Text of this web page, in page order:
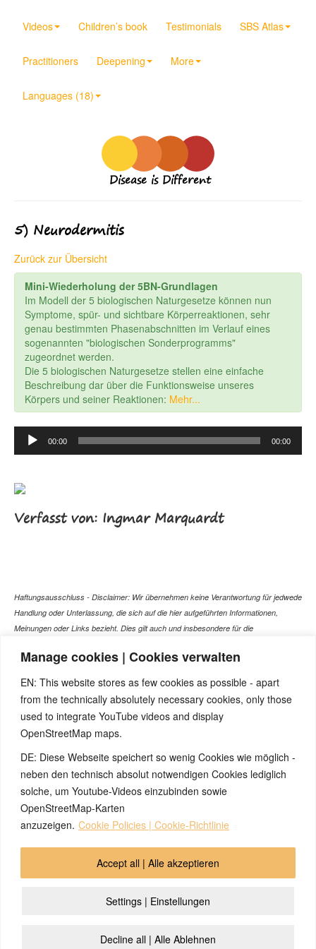
Manage cookies | Cookies verwalten
EN: This website stores as few cookies as possible - apart
from the technically absolutely necessary cookies, only those
used to integrate YouTube videos and display
OpenStreetMap maps.
DE: Diese Webseite speichert so wenig Cookies wie möglich -
neben den technisch absolut notwendigen Cookies lediglich
solche, um Youtube-Videos einzubinden sowie
OpenStreetMap-Karten
anzuzeigen. Cookie Policies | Cookie-Richtlinie
Settings | Einstellungen
Decline all | Alle Ablehnen
Accept all | Alle akzeptieren
Videos Children’s book Testimonials SBS Atlas
Practitioners Deepening More
Languages (18)
Disease is Different
5) Neurodermitis
Zurück zur Übersicht
Mini-Wiederholung der 5BN-Grundlagen
Im Modell der 5 biologischen Naturgesetze können nun
Symptome, spür- und sichtbare Körperreaktionen, sehr
genau bestimmten Phasenabschnitten im Verlauf eines
sogenannten "biologischen Sonderprogramms"
zugeordnet werden.
Die 5 biologischen Naturgesetze stellen eine einfache
Beschreibung dar über die Funktionsweise unseres
Körpers und seiner Reaktionen: Mehr...
Audio
Player
00:00 00:00
Verfasst von: Ingmar Marquardt
Haftungsausschluss - Disclaimer: Wir übernehmen keine Verantwortung für jedwede
Handlung oder Unterlassung, die sich auf die hier aufgeführten Informationen,
Meinungen oder Links bezieht. Dies gilt auch und insbesondere für die
Gespräch mit dem Arzt Ihres Vertrauens darstellen können. Bei den Texten auf
Versuch einer Diagnose oder Behandlung! Wir übernehmen keinerlei Gewähr für die
Korrektheit, Aktualität, Vollständigkeit oder Qualität der Informationen auf dieser
Website. Zusätzlich müssen wir jede Haftung oder Garantie ausschließen. Dies gilt
auch für alle Verweise (Links), die direkt oder indirekt angeboten werden. Wir
können für die Inhalte solcher externen Sites, die Sie mittels eines Links oder
sonstiger Hinweise erreichen, keine Verantwortung übernehmen. Ferner haften wir
nicht für direkte oder indirekte Schäden, die auf Informationen zurückgeführt werden
können, die auf diesen externen Websites stehen
© 2026 by Ingmar Marquardt
Impressum Privacy Policy
Cookie Policy (EU)